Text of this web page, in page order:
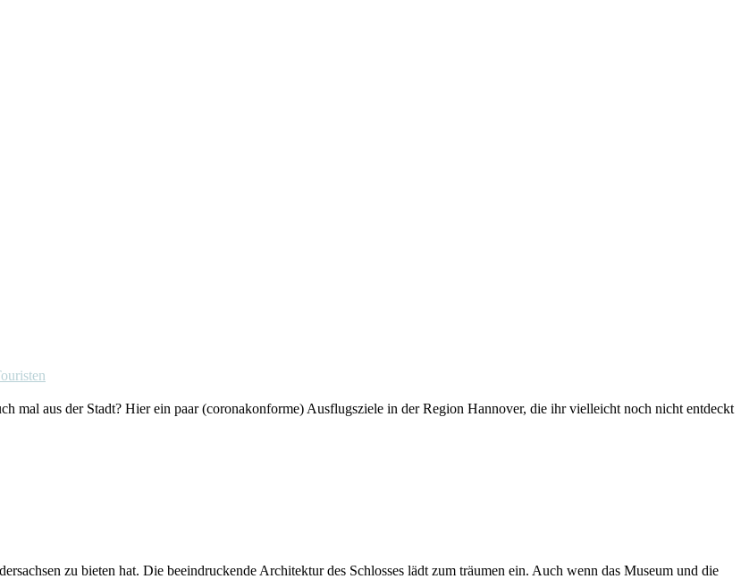
mal aus der Stadt? Hier ein paar (coronakonforme) Ausflugsziele in der Region Hannover, die ihr vielleicht noch nicht entdeckt
zu bieten hat. Die beeindruckende Architektur des Schlosses lädt zum träumen ein. Auch wenn das Museum und die